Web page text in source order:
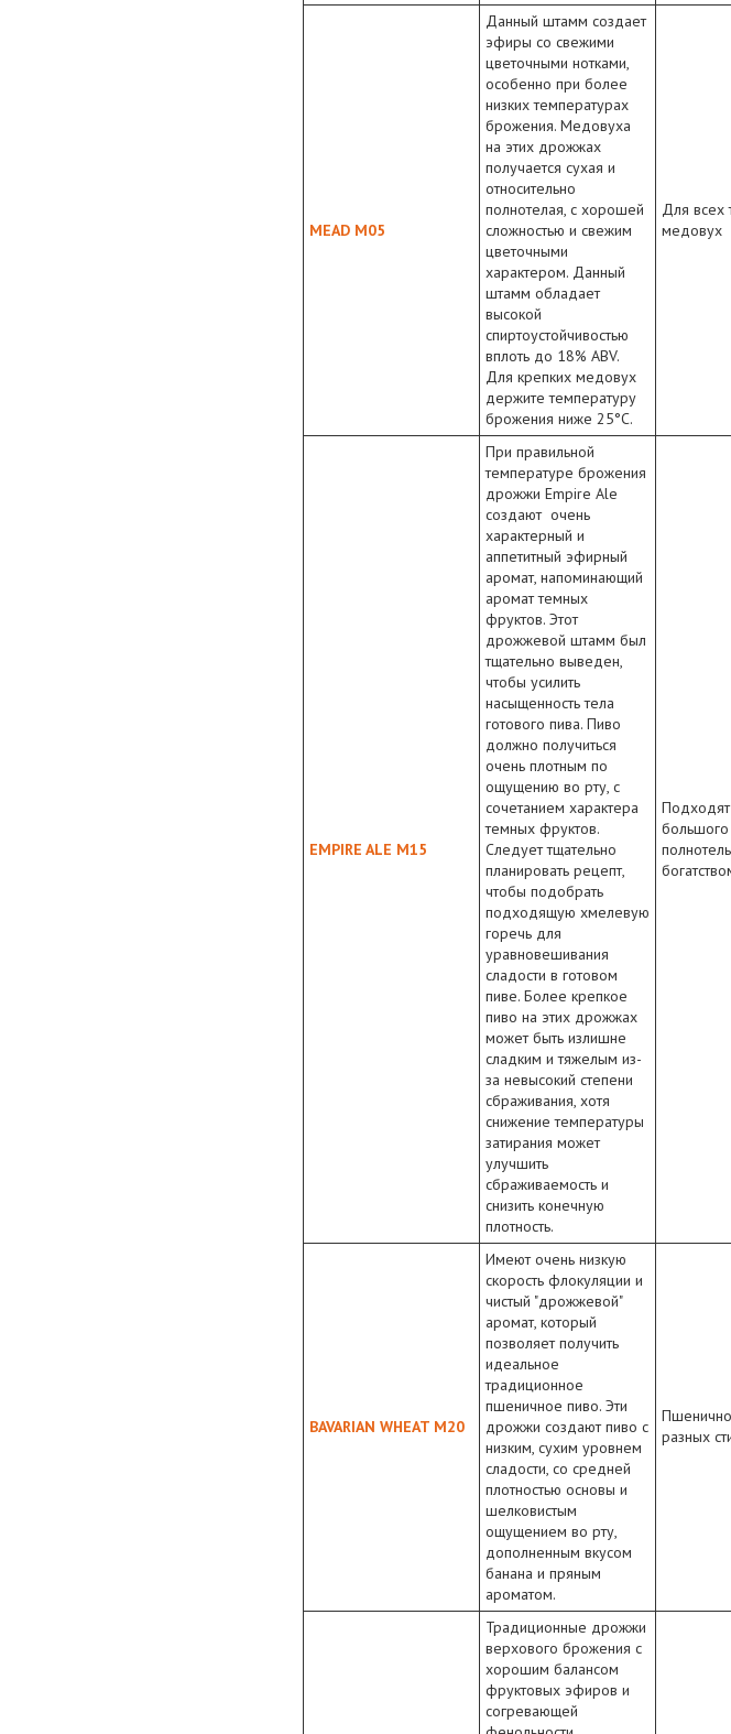
MEAD M05
Данный штамм создает
эфиры со свежими
цветочными нотками,
особенно при более
низких температурах
брожения. Медовуха
на этих дрожжах
получается сухая и
относительно
полнотелая, с хорошей
сложностью и свежим
цветочными
характером. Данный
штамм обладает
высокой
спиртоустойчивостью
вплоть до 18% ABV.
Для крепких медовух
держите температуру
брожения ниже 25°C.
Для всех
медовух
EMPIRE ALE M15
При правильной
температуре брожения
дрожжи Empire Ale
создают очень
характерный и
аппетитный эфирный
аромат, напоминающий
аромат темных
фруктов. Этот
дрожжевой штамм был
тщательно выведен,
чтобы усилить
насыщенность тела
готового пива. Пиво
должно получиться
очень плотным по
ощущению во рту, с
сочетанием характера
темных фруктов.
Следует тщательно
планировать рецепт,
чтобы подобрать
подходящую хмелевую
горечь для
уравновешивания
сладости в готовом
пиве. Более крепкое
пиво на этих дрожжах
может быть излишне
сладким и тяжелым из-
за невысокий степени
сбраживания, хотя
снижение температуры
затирания может
улучшить
сбраживаемость и
снизить конечную
плотность.
большого
BAVARIAN WHEAT M20
Имеют очень низкую
скорость флокуляции и
чистый "дрожжевой"
аромат, который
позволяет получить
идеальное
традиционное
пшеничное пиво. Эти
дрожжи создают пиво с
низким, сухим уровнем
сладости, со средней
плотностью основы и
шелковистым
ощущением во рту,
дополненным вкусом
банана и пряным
ароматом.
разных
Традиционные дрожжи
верхового брожения с
хорошим балансом
фруктовых эфиров и
согревающей